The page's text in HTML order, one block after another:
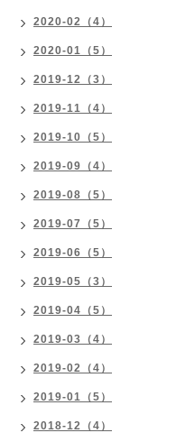
2020-02（4）
2020-01（5）
2019-12（3）
2019-11（4）
2019-10（5）
2019-09（4）
2019-08（5）
2019-07（5）
2019-06（5）
2019-05（3）
2019-04（5）
2019-03（4）
2019-02（4）
2019-01（5）
2018-12（4）